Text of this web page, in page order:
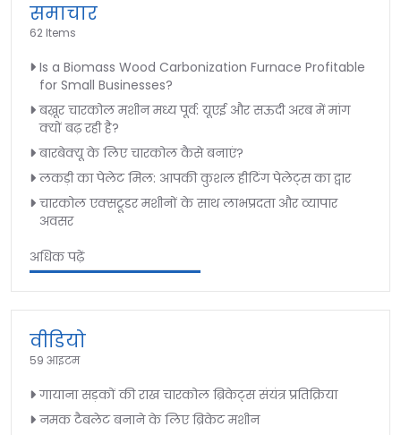
समाचार
62 Items
Is a Biomass Wood Carbonization Furnace Profitable
for Small Businesses?
बख़ूर चारकोल मशीन मध्य पूर्व: यूएई और सऊदी अरब में मांग
क्यों बढ़ रही है?
बारबेक्यू के लिए चारकोल कैसे बनाएं?
लकड़ी का पेलेट मिल: आपकी कुशल हीटिंग पेलेट्स का द्वार
चारकोल एक्सट्रूडर मशीनों के साथ लाभप्रदता और व्यापार
अवसर
अधिक पढ़ें
वीडियो
59 आइटम
गायाना सड़कों की राख चारकोल ब्रिकेट्स संयंत्र प्रतिक्रिया
नमक टैबलेट बनाने के लिए ब्रिकेट मशीन